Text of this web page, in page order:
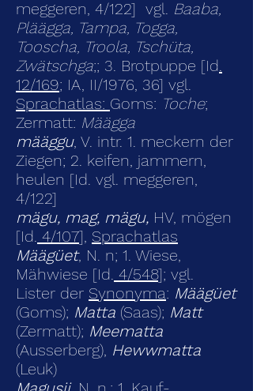
meggeren, 4/122] vgl. Baaba,
Pläägga, Tampa, Togga,
Tooscha, Troola, Tschüta,
Zwätschga;; 3. Brotpuppe [Id.
12/169; IA, II/1976, 36] vgl.
Sprachatlas: Goms: Toche;
Zermatt: Määgga
määggu, V. intr. 1. meckern der
Ziegen; 2. keifen, jammern,
heulen [Id. vgl. meggeren,
4/122]
mägu, mag, mägu, HV, mögen
[Id. 4/107], Sprachatlas
Määgüet, N. n; 1. Wiese,
Mähwiese [Id. 4/548]; vgl.
Lister der Synonyma: Määgüet
(Goms); Matta (Saas); Matt
(Zermatt); Meematta
(Ausserberg), Hewwmatta
(Leuk)